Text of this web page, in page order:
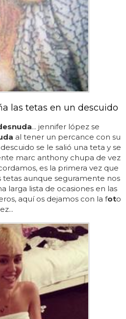
las tetas en un descuido
... jennifer lópez se
al tener un percance con su
se le salió una teta y se
marc anthony chupa de vez
es la primera vez que
tetas aunque seguramente nos
larga lista de ocasiones en las
aquí os dejamos con la foto